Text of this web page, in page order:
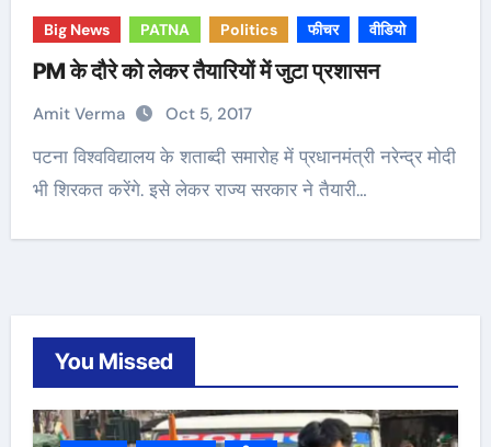
Big News PATNA Politics फीचर वीडियो
PM के दौरे को लेकर तैयारियों में जुटा प्रशासन
Amit Verma Oct 5, 2017
पटना विश्वविद्यालय के शताब्दी समारोह में प्रधानमंत्री नरेन्द्र मोदी
भी शिरकत करेंगे. इसे लेकर राज्य सरकार ने तैयारी…
You Missed